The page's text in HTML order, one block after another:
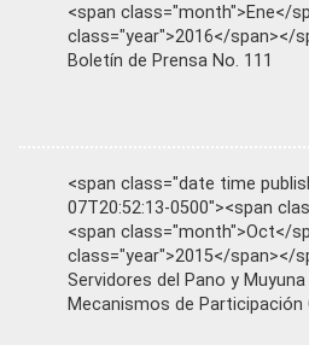
<span class="month">Ene</
class="year">2016</span></
Boletín de Prensa No. 111
<span class="date time
07T20:52:13-0500"><span
<span class="month">Oct</
class="year">2015</span></
Servidores del Pano y
Mecanismos de Participación